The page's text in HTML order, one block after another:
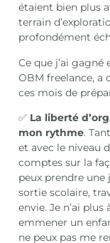
étaient bien plus
terrain
profondément
Ce que j’ai
OBM freelance, a
ces mois de
✅ La liberté
mon rythme.
et avec le niveau
comptes sur la
peux prendre
sortie scolaire,
envie. Je n’ai
emmener un
ne peux pas me